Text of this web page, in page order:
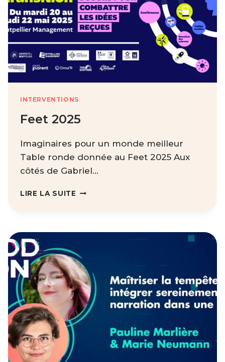
INTERVENTIONS
Feet 2025
Imaginaires pour un monde meilleur
Table ronde donnée au Feet 2025 Aux
côtés de Gabriel…
LIRE LA SUITE FEET